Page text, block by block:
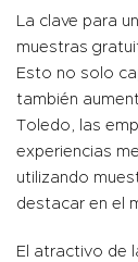
La clave para
muestras
Esto no solo
también
Toledo, las
experiencias
utilizando
destacar en el
El atractivo de